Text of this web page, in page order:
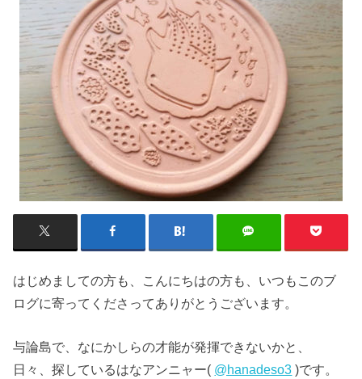
はじめましての方も、こんにちはの方も、いつもこのブ
ログに寄ってくださってありがとうございます。
与論島で、なにかしらの才能が発揮できないかと、
日々、探しているはなアンニャー( @hanadeso3 )です。